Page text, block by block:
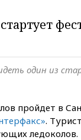
один из
пройдет в
.
ледоколов.